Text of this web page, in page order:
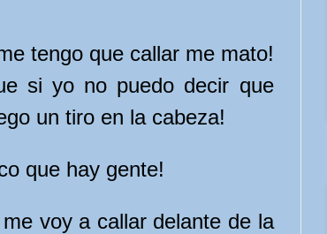
tengo que callar me mato!
si yo no puedo decir que
un tiro en la cabeza!
que hay gente!
me voy a callar delante de la